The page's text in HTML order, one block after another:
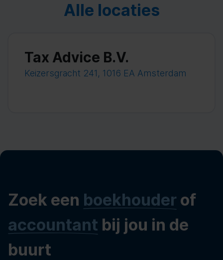
Alle locaties
Tax Advice B.V.
Keizersgracht 241, 1016 EA Amsterdam
Zoek een boekhouder of
accountant bij jou in de
buurt